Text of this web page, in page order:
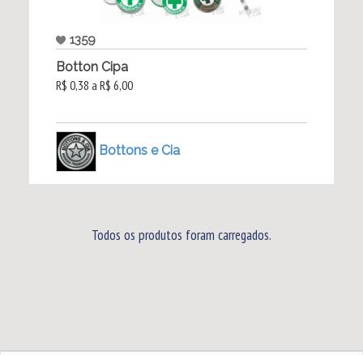
1359
Botton Cipa
R$ 0,38 a R$ 6,00
Bottons e Cia
Todos os produtos foram carregados.